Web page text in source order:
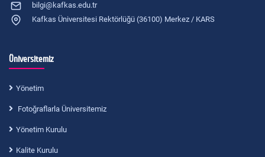
bilgi@kafkas.edu.tr
Kafkas Üniversitesi Rektörlüğü (36100) Merkez / KARS
Üniversitemiz
Yönetim
Fotoğraflarla Üniversitemiz
Yönetim Kurulu
Kalite Kurulu